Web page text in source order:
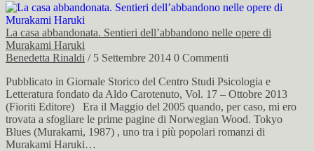
La casa abbandonata. Sentieri dell’abbandono nelle opere di
Murakami Haruki
Benedetta Rinaldi / 5 Settembre 2014 0 Commenti
Pubblicato in Giornale Storico del Centro Studi Psicologia e
Letteratura fondato da Aldo Carotenuto, Vol. 17 – Ottobre 2013
(Fioriti Editore) Era il Maggio del 2005 quando, per caso, mi ero
trovata a sfogliare le prime pagine di Norwegian Wood. Tokyo
Blues (Murakami, 1987) , uno tra i più popolari romanzi di
Murakami Haruki…